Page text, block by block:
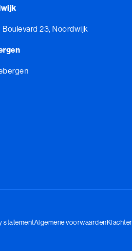
Boulevard 23, Noordwijk
statementAlgemene voorwaarden